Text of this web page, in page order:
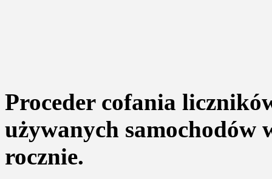
Proceder cofania
używanych samochodów
rocznie.